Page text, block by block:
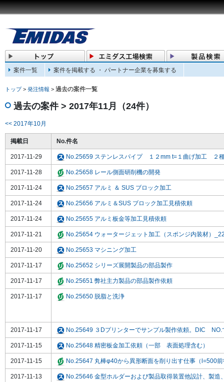
案件一覧 案件を掲載する ・ パートナー企業を募集する
トップ> 発注情報 > 過去の案件一覧
過去の案件 > 2017年11月（24件）
<< 2017年10月
掲載日 No.件名
2017-11-29 No.25659 ステンレスパイプ １２mm t=１曲げ加工 ２
2017-11-28 No.25658 レール側面研削機の開発
2017-11-24 No.25657 アルミ ＆ SUS ブロック加工
2017-11-24 No.25656 アルミ＆SUS ブロック加工見積依頼
2017-11-24 No.25655 アルミ板金等加工見積依頼
2017-11-21 No.25654 ウォータージェット加工（スポンジ内装材）
2017-11-20 No.25653 マシニング加工
2017-11-17 No.25652 シリーズ展開製品の部品製作
2017-11-17 No.25651 弊社主力製品の部品製作依頼
2017-11-17 No.25650 脱脂と洗浄
2017-11-17 No.25649 ３Dプリンターでサンプル製作依頼。DIC NO.
2017-11-15 No.25648 精密板金加工依頼（一部 表面処理含む）
2017-11-15 No.25647 丸棒φ40から異形断面を削り出す仕事（l=500
2017-11-13 No.25646 金型ホルダーおよび製品取得装置他設計、製造